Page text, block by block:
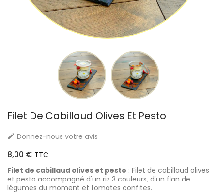
Filet De Cabillaud Olives Et Pesto
 Donnez-nous votre avis
8,00 € TTC
Filet de cabillaud olives et pesto : Filet de cabillaud olives
et pesto accompagné d'un riz 3 couleurs, d'un flan de
légumes du moment et tomates confites.